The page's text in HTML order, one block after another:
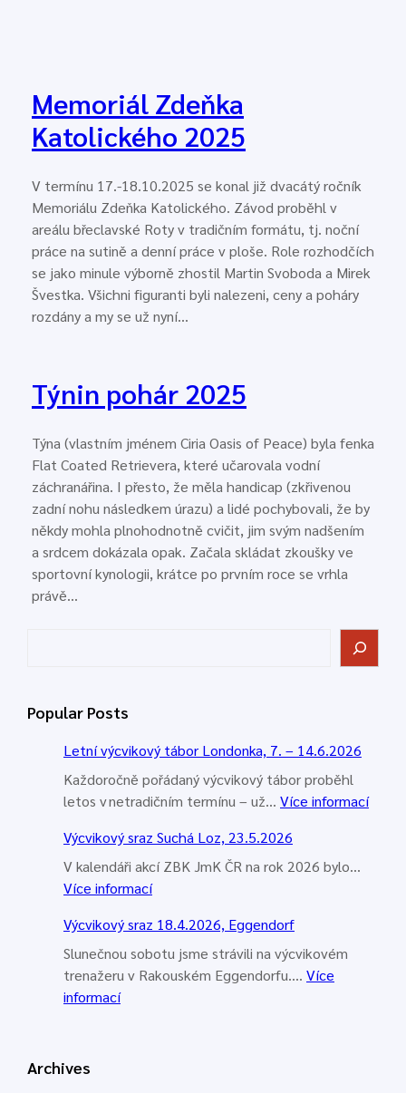
Memoriál Zdeňka
Katolického 2025
V termínu 17.-18.10.2025 se konal již dvacátý ročník
Memoriálu Zdeňka Katolického. Závod proběhl v
areálu břeclavské Roty v tradičním formátu, tj. noční
práce na sutině a denní práce v ploše. Role rozhodčích
se jako minule výborně zhostil Martin Svoboda a Mirek
Švestka. Všichni figuranti byli nalezeni, ceny a poháry
rozdány a my se už nyní…
Týnin pohár 2025
Týna (vlastním jménem Ciria Oasis of Peace) byla fenka
Flat Coated Retrievera, které učarovala vodní
záchranářina. I přesto, že měla handicap (zkřivenou
zadní nohu následkem úrazu) a lidé pochybovali, že by
někdy mohla plnohodnotně cvičit, jim svým nadšením
a srdcem dokázala opak. Začala skládat zkoušky ve
sportovní kynologii, krátce po prvním roce se vrhla
právě…
d
Popular Posts
Letní výcvikový tábor Londonka, 7. – 14.6.2026
Každoročně pořádaný výcvikový tábor proběhl
letos v netradičním termínu – už… Více informací:
Výcvikový sraz Suchá Loz, 23.5.2026
V kalendáři akcí ZBK JmK ČR na rok 2026 bylo…
Více informací:
ý
c
v
Výcvikový sraz 18.4.2026, Eggendorf
Slunečnou sobotu jsme strávili na výcvikovém
trenažeru v Rakouském Eggendorfu.… Více
informací:
Archives